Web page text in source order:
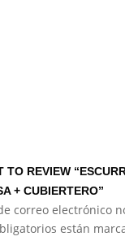
TO REVIEW
+ CUBIERTERO”
correo electrónico
están